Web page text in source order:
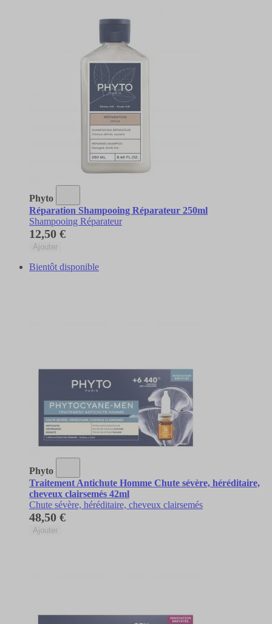
Phyto
Réparation Shampooing Réparateur 250ml
Shampooing Réparateur
12,50 €
Ajouter
Bientôt disponible
Phyto
Traitement Antichute Homme Chute sévère, héréditaire,
cheveux clairsemés 42ml
Chute sévère, héréditaire, cheveux clairsemés
48,50 €
Ajouter